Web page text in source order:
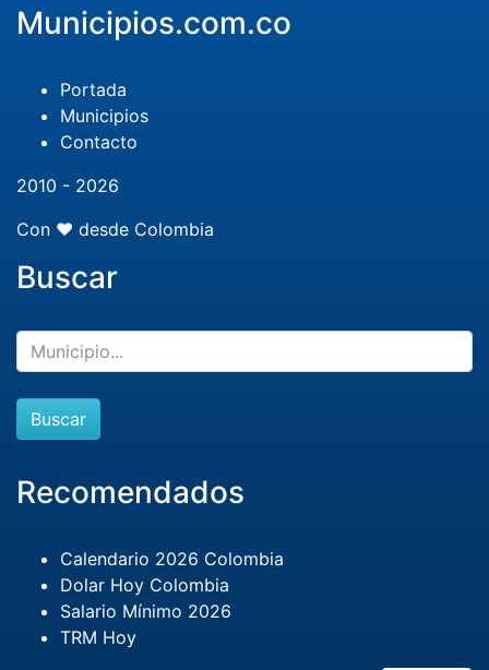
Municipios.com.co
Portada
Municipios
Contacto
2010 - 2026
Con ❤️ desde Colombia
Buscar
Buscar
Recomendados
Calendario 2026 Colombia
Dolar Hoy Colombia
Salario Mínimo 2026
TRM Hoy